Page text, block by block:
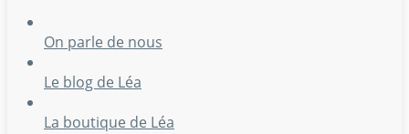
On parle de nous
Le blog de Léa
La boutique de Léa